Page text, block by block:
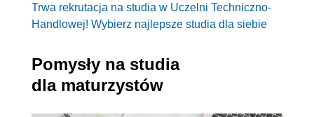
Trwa rekrutacja na studia w Uczelni Techniczno-
Handlowej! Wybierz najlepsze studia dla siebie
Pomysły na studia
dla maturzystów